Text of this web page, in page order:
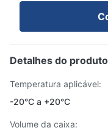
Detalhes do produto
Temperatura aplicável:
-20°C a +20°C
Volume da caixa: